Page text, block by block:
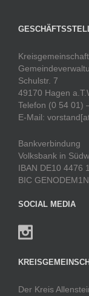
Schulstr. 7
49170 Hagen
Telefon (0 54 01)
E-Mail:
Bankverbindung
Volksbank in
IBAN DE10 4476
BIC
SOCIAL MEDIA
Der Kreis